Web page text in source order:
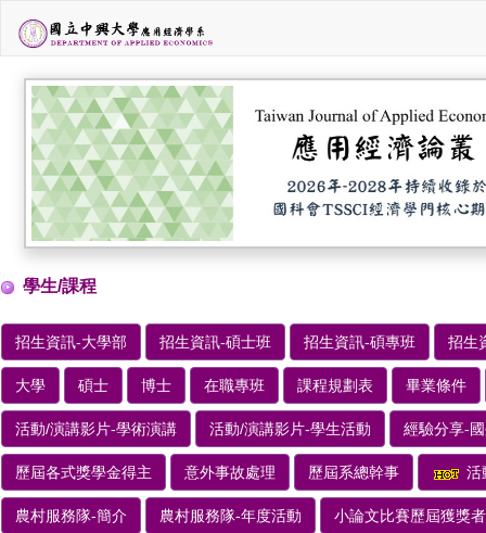
學生/課程
招生資訊-大學部 招生資訊-碩士班 招生資訊-碩專班 招生
大學 碩士 博士 在職專班 課程規劃表 畢業條件
活動/演講影片-學術演講 活動/演講影片-學生活動 經驗分享-
歷屆各式獎學金得主 意外事故處理 歷屆系總幹事 活
農村服務隊-簡介 農村服務隊-年度活動 小論文比賽歷屆獲獎者